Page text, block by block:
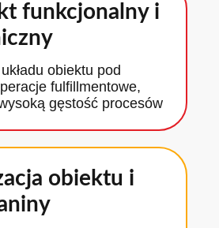
funkcjonalny i
obiektu pod
fulfillmentowe,
gęstość procesów
obiektu i